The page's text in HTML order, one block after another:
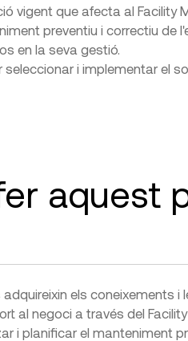
vigent que afecta al Facility
preventiu i correctiu de
en la seva gestió.
seleccionar i implementar el
aquest
els coneixements
al negoci a través del
i planificar el manteniment